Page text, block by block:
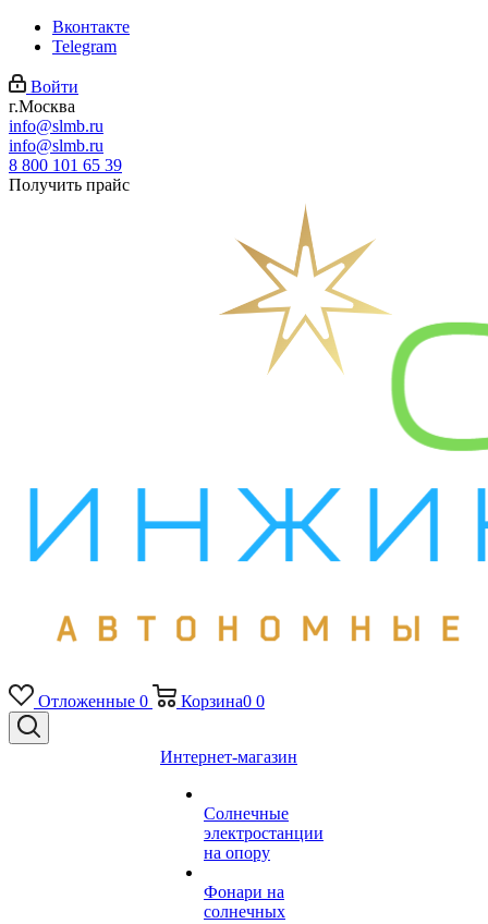
Вконтакте
Telegram
Войти
г.Москва
info@slmb.ru
info@slmb.ru
8 800 101 65 39
Получить прайс
Отложенные 0 Корзина0 0
Интернет-магазин
Солнечные
электростанции
на опору
Фонари на
солнечных